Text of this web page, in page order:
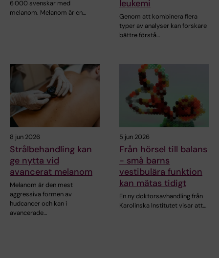
6 000 svenskar med
melanom. Melanom är en…
leukemi
Genom att kombinera flera
typer av analyser kan forskare
bättre förstå…
8 jun 2026
Strålbehandling kan
ge nytta vid
avancerat melanom
Melanom är den mest
aggressiva formen av
hudcancer och kan i
avancerade…
5 jun 2026
Från hörsel till balans
- små barns
vestibulära funktion
kan mätas tidigt
En ny doktorsavhandling från
Karolinska Institutet visar att…